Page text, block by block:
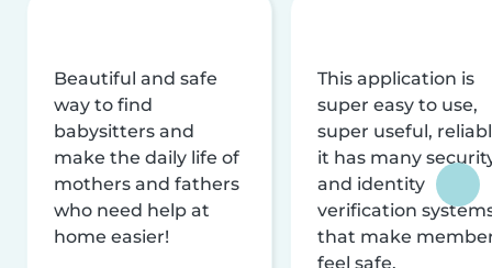
Beautiful and safe
way to find
babysitters and
make the daily life of
mothers and fathers
who need help at
home easier!
This application is
super easy to use,
super useful,
it has many
and identity
verification
that make
feel safe.